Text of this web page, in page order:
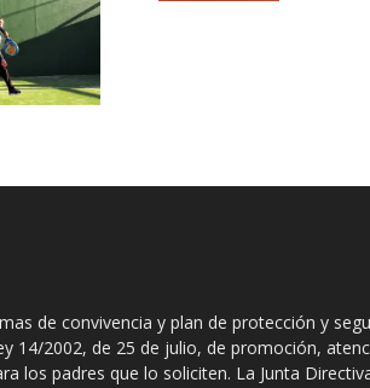
de convivencia y plan de protección y
14/2002, de 25 de julio, de promoción,
los padres que lo soliciten. La Junta